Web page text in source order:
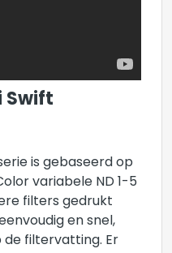
Swift
is gebaseerd op
variabele ND 1-5
filters gedrukt
en snel,
filtervatting. Er